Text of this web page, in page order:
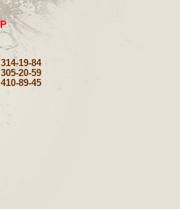
314-19-84
305-20-59
410-89-45